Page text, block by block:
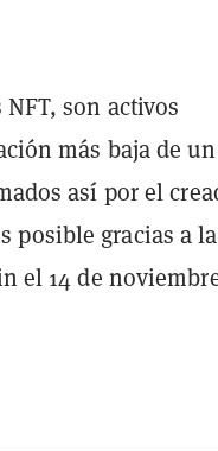
son activos
más baja de un
así por el
posible gracias a la
el 14 de